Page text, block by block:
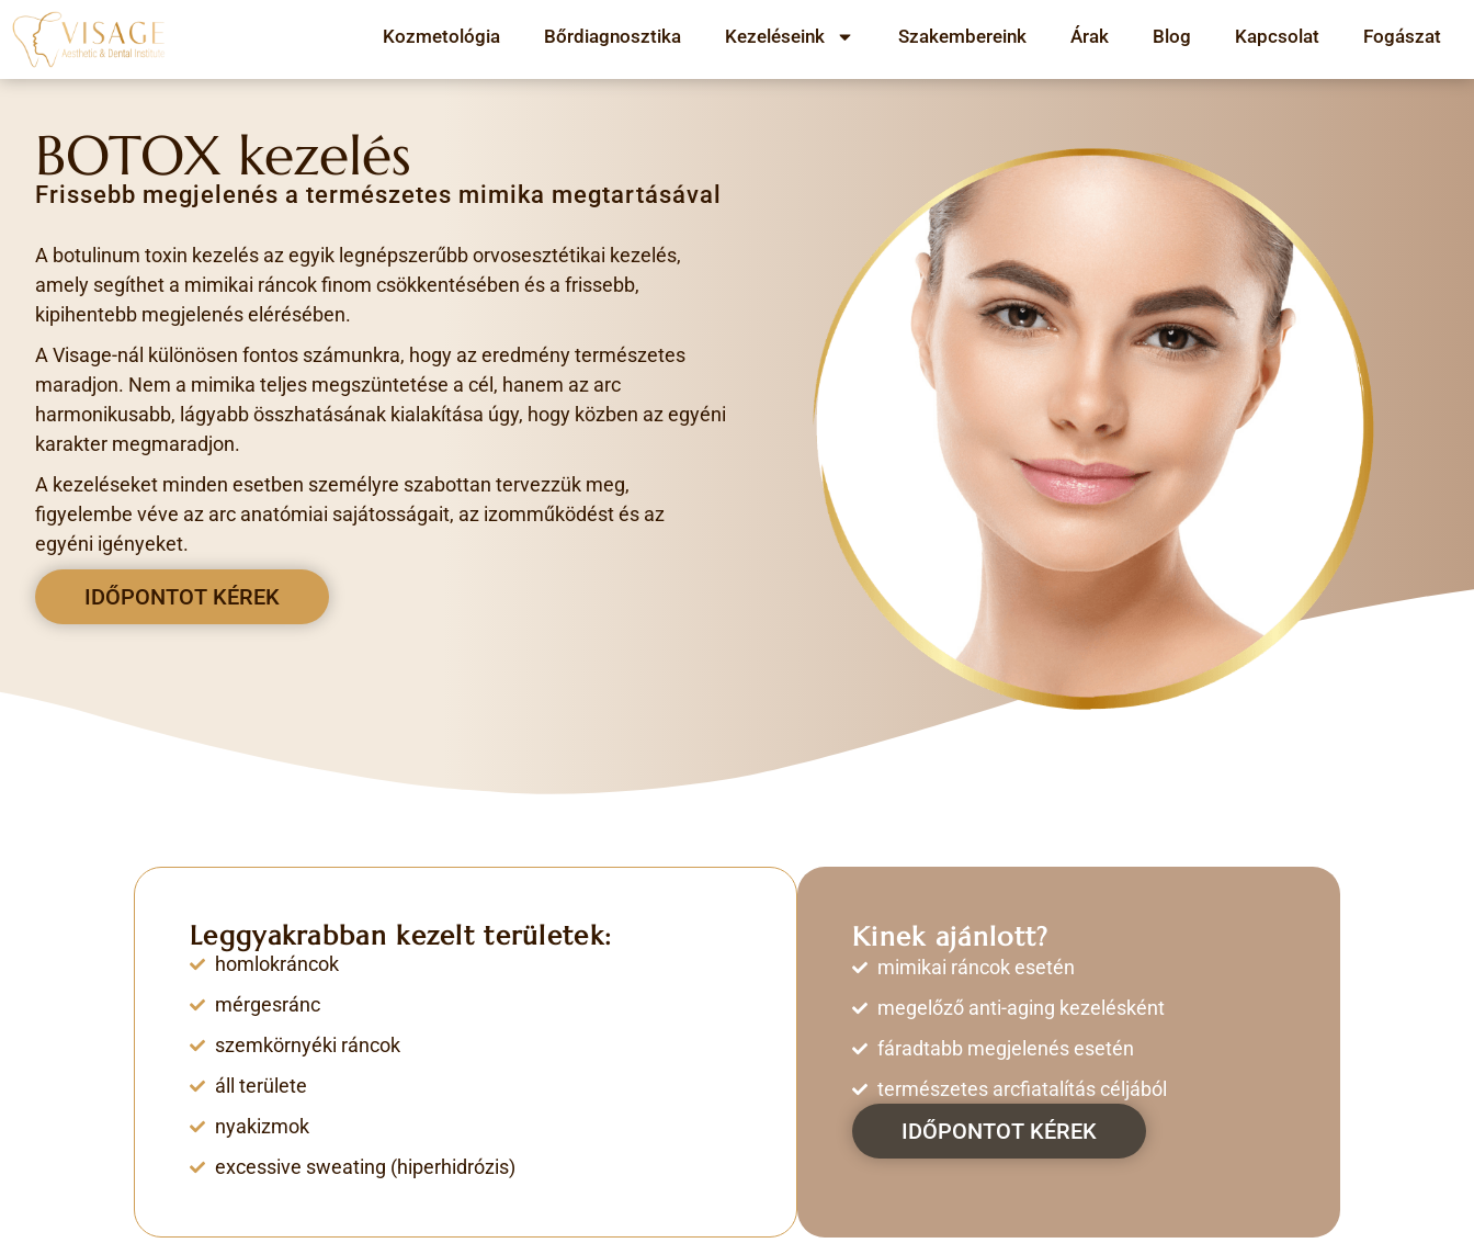
Kozmetológia Bőrdiagnosztika Kezeléseink Szakembereink Árak Blog Kapcsolat Fogászat
BOTOX kezelés
Frissebb megjelenés a természetes mimika megtartásával
A botulinum toxin kezelés az egyik legnépszerűbb orvosesztétikai kezelés,
amely segíthet a mimikai ráncok finom csökkentésében és a frissebb,
kipihentebb megjelenés elérésében.
A Visage-nál különösen fontos számunkra, hogy az eredmény természetes
maradjon. Nem a mimika teljes megszüntetése a cél, hanem az arc
harmonikusabb, lágyabb összhatásának kialakítása úgy, hogy közben az egyéni
karakter megmaradjon.
A kezeléseket minden esetben személyre szabottan tervezzük meg,
figyelembe véve az arc anatómiai sajátosságait, az izomműködést és az
egyéni igényeket.
IDŐPONTOT KÉREK
Leggyakrabban kezelt területek:
homlokráncok
mérgesránc
szemkörnyéki ráncok
áll területe
nyakizmok
excessive sweating (hiperhidrózis)
Kinek ajánlott?
mimikai ráncok esetén
megelőző anti-aging kezelésként
fáradtabb megjelenés esetén
természetes arcfiatalítás céljából
IDŐPONTOT KÉREK